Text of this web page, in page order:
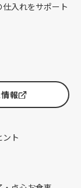
入れをサポート
報
ント